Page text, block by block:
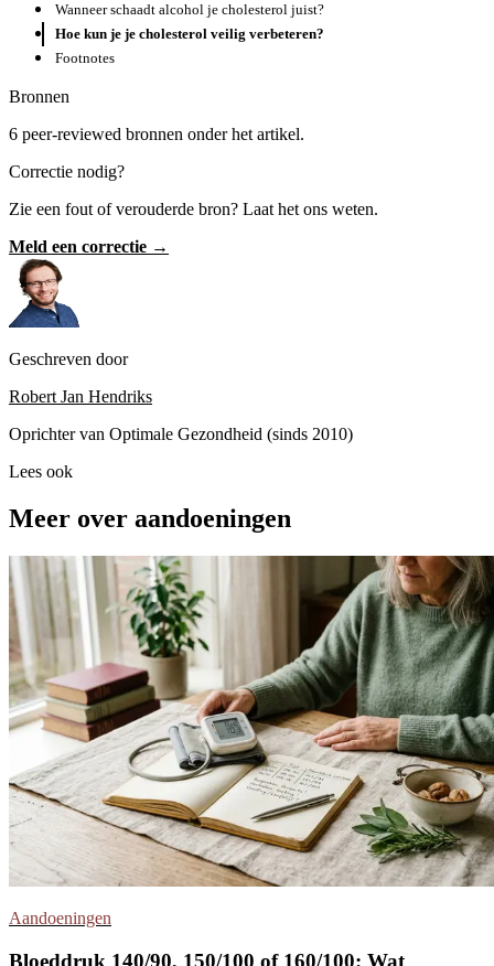
Wanneer schaadt alcohol je cholesterol juist?
Hoe kun je je cholesterol veilig verbeteren?
Footnotes
Bronnen
6 peer-reviewed bronnen onder het artikel.
Correctie nodig?
Zie een fout of verouderde bron? Laat het ons weten.
Meld een correctie →
Geschreven door
Robert Jan Hendriks
Oprichter van Optimale Gezondheid (sinds 2010)
Lees ook
Meer over aandoeningen
Aandoeningen
Bloeddruk 140/90, 150/100 of 160/100: Wat